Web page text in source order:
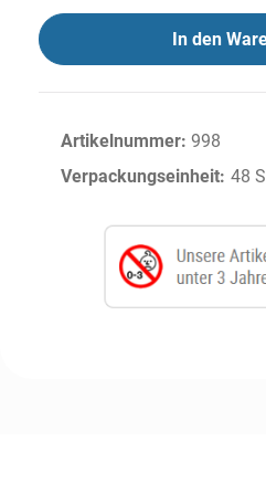
In den
Artikelnummer: 998
Verpackungseinheit: 48